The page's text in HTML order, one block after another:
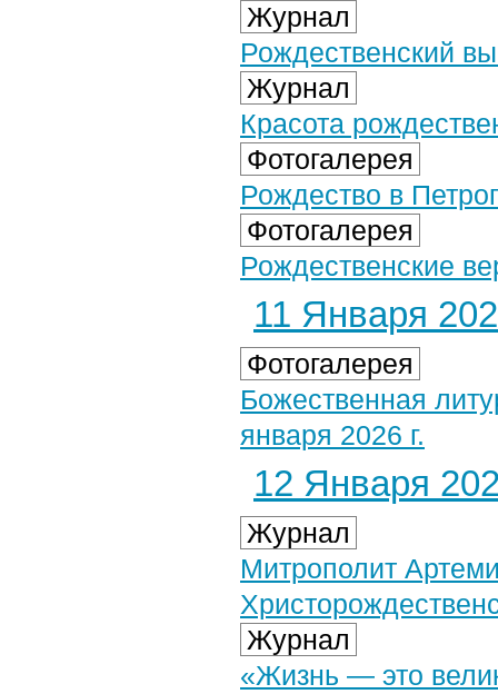
Журнал
Рождественский
Журнал
Красота
Фотогалерея
Рождество в
Фотогалерея
Рождественские
11 Января
Фотогалерея
Божественная
января 2026 г.
12 Января
Журнал
Митрополит
Журнал
«Жизнь — это